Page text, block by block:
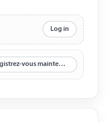
Log in
Enregistrez-vous maintenant